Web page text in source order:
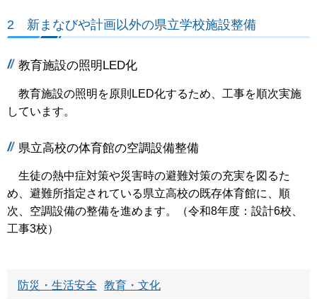
2 新まなびや計画以外の県立学校施設整備
教育施設の照明LED化
教育施設の照明を原則LED化するため、工事を順次実施
しています。
県立高校の体育館の空調設備整備
生徒の熱中症対策や災害時の避難対策の充実を図るた
め、避難所指定されている県立高校の既存体育館に、順
次、空調設備の整備を進めます。（令和8年度：設計6校、
工事3校）
防災・生活安全 教育・文化